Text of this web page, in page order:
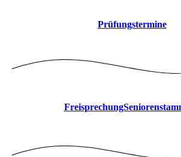
Prüfungstermine